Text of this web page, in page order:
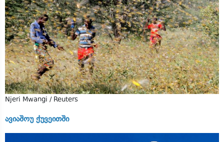
Njeri Mwangi / Reuters
ავიაშოუ ქუვეითში